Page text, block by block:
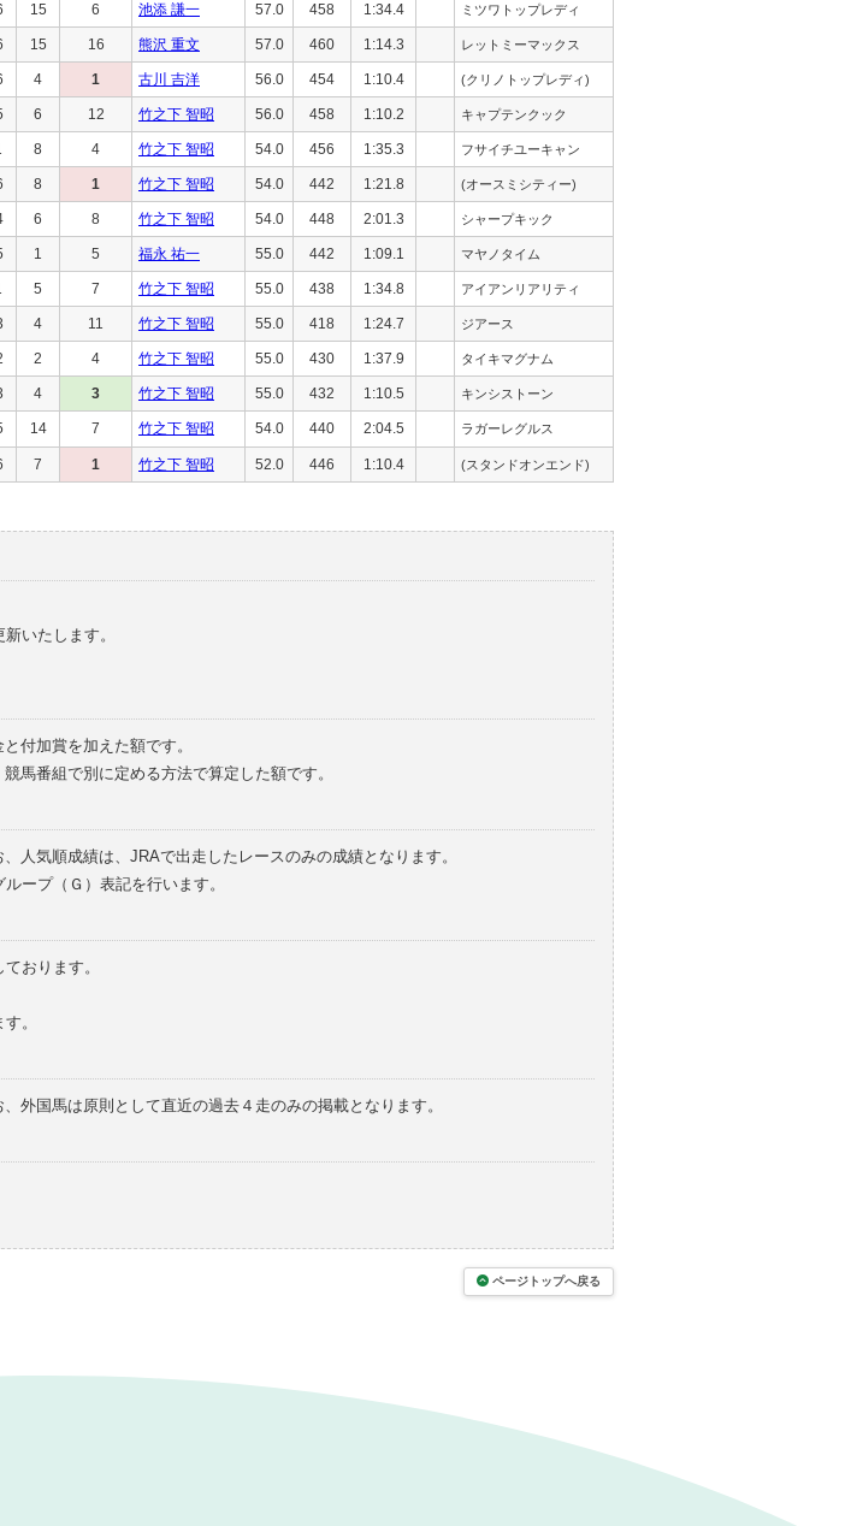
15 6 池添 謙一 57.0 458 1:34.4 ミツワトップレディ
15 16 熊沢 重文 57.0 460 1:14.3 レットミーマックス
4 1 古川 吉洋 56.0 454 1:10.4 (クリノトップレディ)
6 12 竹之下 智昭 56.0 458 1:10.2 キャプテンクック
8 4 竹之下 智昭 54.0 456 1:35.3 フサイチユーキャン
8 1 竹之下 智昭 54.0 442 1:21.8 (オースミシティー)
6 8 竹之下 智昭 54.0 448 2:01.3 シャープキック
1 5 福永 祐一 55.0 442 1:09.1 マヤノタイム
5 7 竹之下 智昭 55.0 438 1:34.8 アイアンリアリティ
4 11 竹之下 智昭 55.0 418 1:24.7 ジアース
2 4 竹之下 智昭 55.0 430 1:37.9 タイキマグナム
4 3 竹之下 智昭 55.0 432 1:10.5 キンシストーン
14 7 竹之下 智昭 54.0 440 2:04.5 ラガーレグルス
7 1 竹之下 智昭 52.0 446 1:10.4 (スタンドオンエンド)
いたします。
付加賞を加えた額です。
馬番組で別に定める方法で算定した額です。
人気順成績は、JRAで出走したレースのみの成績となります。
ープ（Ｇ）表記を行います。
おります。
。
外国馬は原則として直近の過去４走のみの掲載となります。
ページトップへ戻る